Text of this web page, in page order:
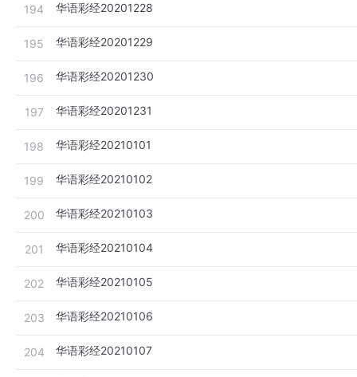
194 华语彩经20201228
195 华语彩经20201229
196 华语彩经20201230
197 华语彩经20201231
198 华语彩经20210101
199 华语彩经20210102
200 华语彩经20210103
201 华语彩经20210104
202 华语彩经20210105
203 华语彩经20210106
204 华语彩经20210107